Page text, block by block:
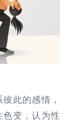
此的感情，
色变，认为性